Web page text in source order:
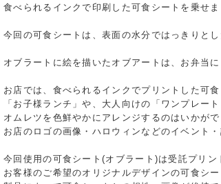
食べられるインクで印刷した可食シートを乗せま
今回の可食シートは、表面の水分ではっきりとし
オブラートに絵を描いたオブアートは、お弁当
お店では、食べられるインクでプリントした可
「お子様ランチ」や、大人向けの「ワンプレー
オムレツを色鮮やかにアレンジするのはいかがで
お店のロゴの画像・ハロウィンなどのイベント
今回使用の可食シート(オブラート)は受託プリン
お客様のご希望のオリジナルデザインの可食シ